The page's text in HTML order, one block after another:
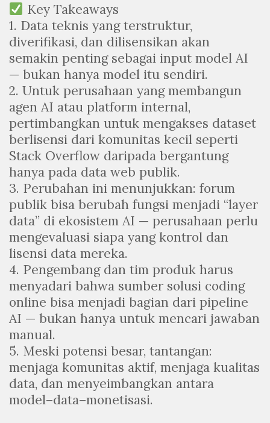
Key Takeaways
1. Data teknis yang terstruktur,
diverifikasi, dan dilisensikan akan
semakin penting sebagai input model AI
— bukan hanya model itu sendiri.
2. Untuk perusahaan yang membangun
agen AI atau platform internal,
pertimbangkan untuk mengakses dataset
berlisensi dari komunitas kecil seperti
Stack Overflow daripada bergantung
hanya pada data web publik.
3. Perubahan ini menunjukkan: forum
publik bisa berubah fungsi menjadi “layer
data” di ekosistem AI — perusahaan perlu
mengevaluasi siapa yang kontrol dan
lisensi data mereka.
4. Pengembang dan tim produk harus
menyadari bahwa sumber solusi coding
online bisa menjadi bagian dari pipeline
AI — bukan hanya untuk mencari jawaban
manual.
5. Meski potensi besar, tantangan:
menjaga komunitas aktif, menjaga kualitas
data, dan menyeimbangkan antara
model–data–monetisasi.